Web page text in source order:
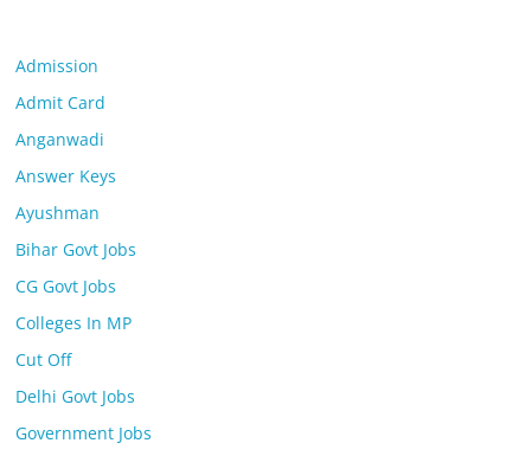
Admission
Admit Card
Anganwadi
Answer Keys
Ayushman
Bihar Govt Jobs
CG Govt Jobs
Colleges In MP
Cut Off
Delhi Govt Jobs
Government Jobs